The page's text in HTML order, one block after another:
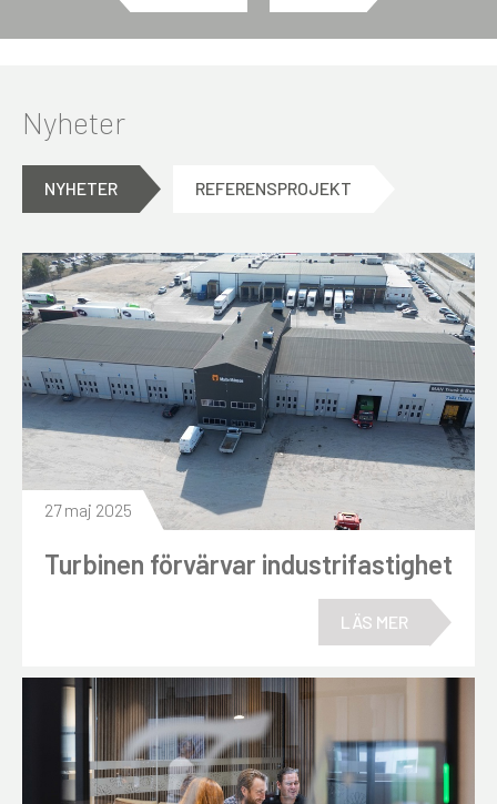
Nyheter
NYHETER REFERENSPROJEKT
27 maj 2025
Turbinen förvärvar industrifastighet
LÄS MER